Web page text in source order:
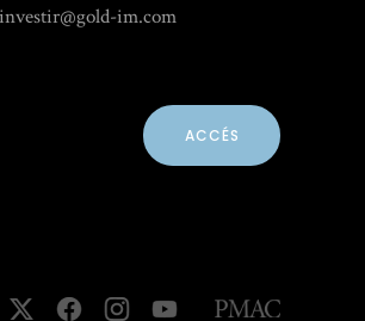
investir@gold-im.com
ACCÉS